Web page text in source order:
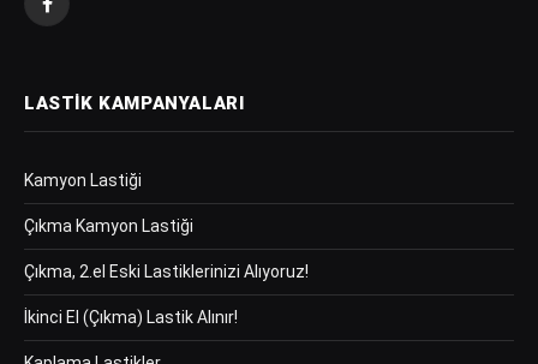
Facebook
LASTIK KAMPANYALARI
Kamyon Lastiği
Çıkma Kamyon Lastiği
Çıkma, 2.el Eski Lastiklerinizi Alıyoruz!
İkinci El (Çıkma) Lastik Alınır!